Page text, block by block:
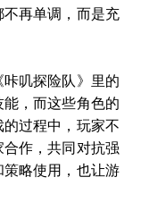
再单调，而是充
叽探险队》里的
，而这些角色的
过程中，玩家不
作，共同对抗强
略使用，也让游